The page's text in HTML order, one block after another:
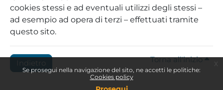
Se prosegui nella navigazione del sito, ne accetti le politiche:
Cookies policy
cookies stessi e ad eventuali utilizzi degli stessi –
ad esempio ad opera di terzi – effettuati tramite
questo sito.
Indietro Torna all'inizio